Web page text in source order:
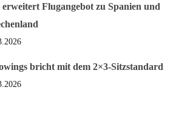
Flugangebot zu Spanien und
bricht mit dem 2×3-Sitzstandard